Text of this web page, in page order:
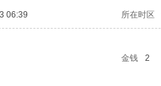
06:39 所在时区
金钱
2